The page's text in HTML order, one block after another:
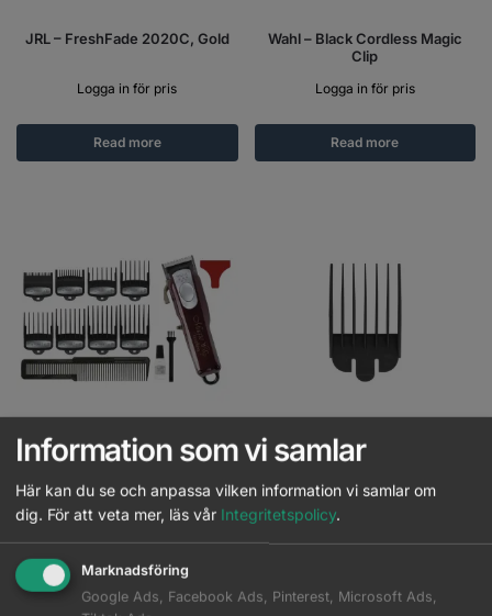
JRL – FreshFade 2020C, Gold
Logga in för pris
Read more
Wahl – Black Cordless Magic
Clip
Logga in för pris
Read more
WAHL – Cordless MagicClip
Logga in för pris
Read more
WAHL – Distanskam #6 – 19mm
Logga in för pris
Information som vi samlar
Här kan du se och anpassa vilken information vi samlar om
dig. För att veta mer, läs vår Integritetspolicy.
Marknadsföring
Google Ads, Facebook Ads, Pinterest, Microsoft Ads,